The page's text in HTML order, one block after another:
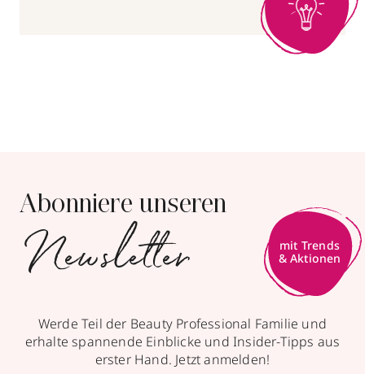
Abonniere unseren
Newsletter
mit Trends
& Aktionen
Werde Teil der Beauty Professional Familie und
erhalte spannende Einblicke und Insider-Tipps aus
erster Hand. Jetzt anmelden!